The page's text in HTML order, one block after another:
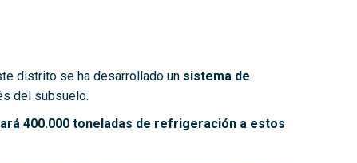
distrito se ha desarrollado un sistema de
del subsuelo.
400.000 toneladas de refrigeración a estos